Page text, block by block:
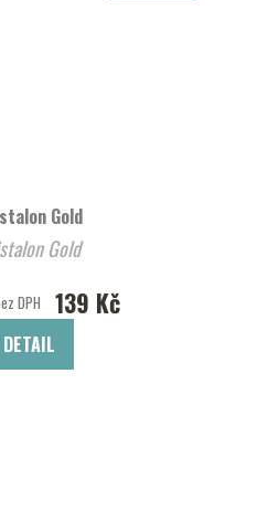
Gold
Gold
DPH 139 Kč
DETAIL